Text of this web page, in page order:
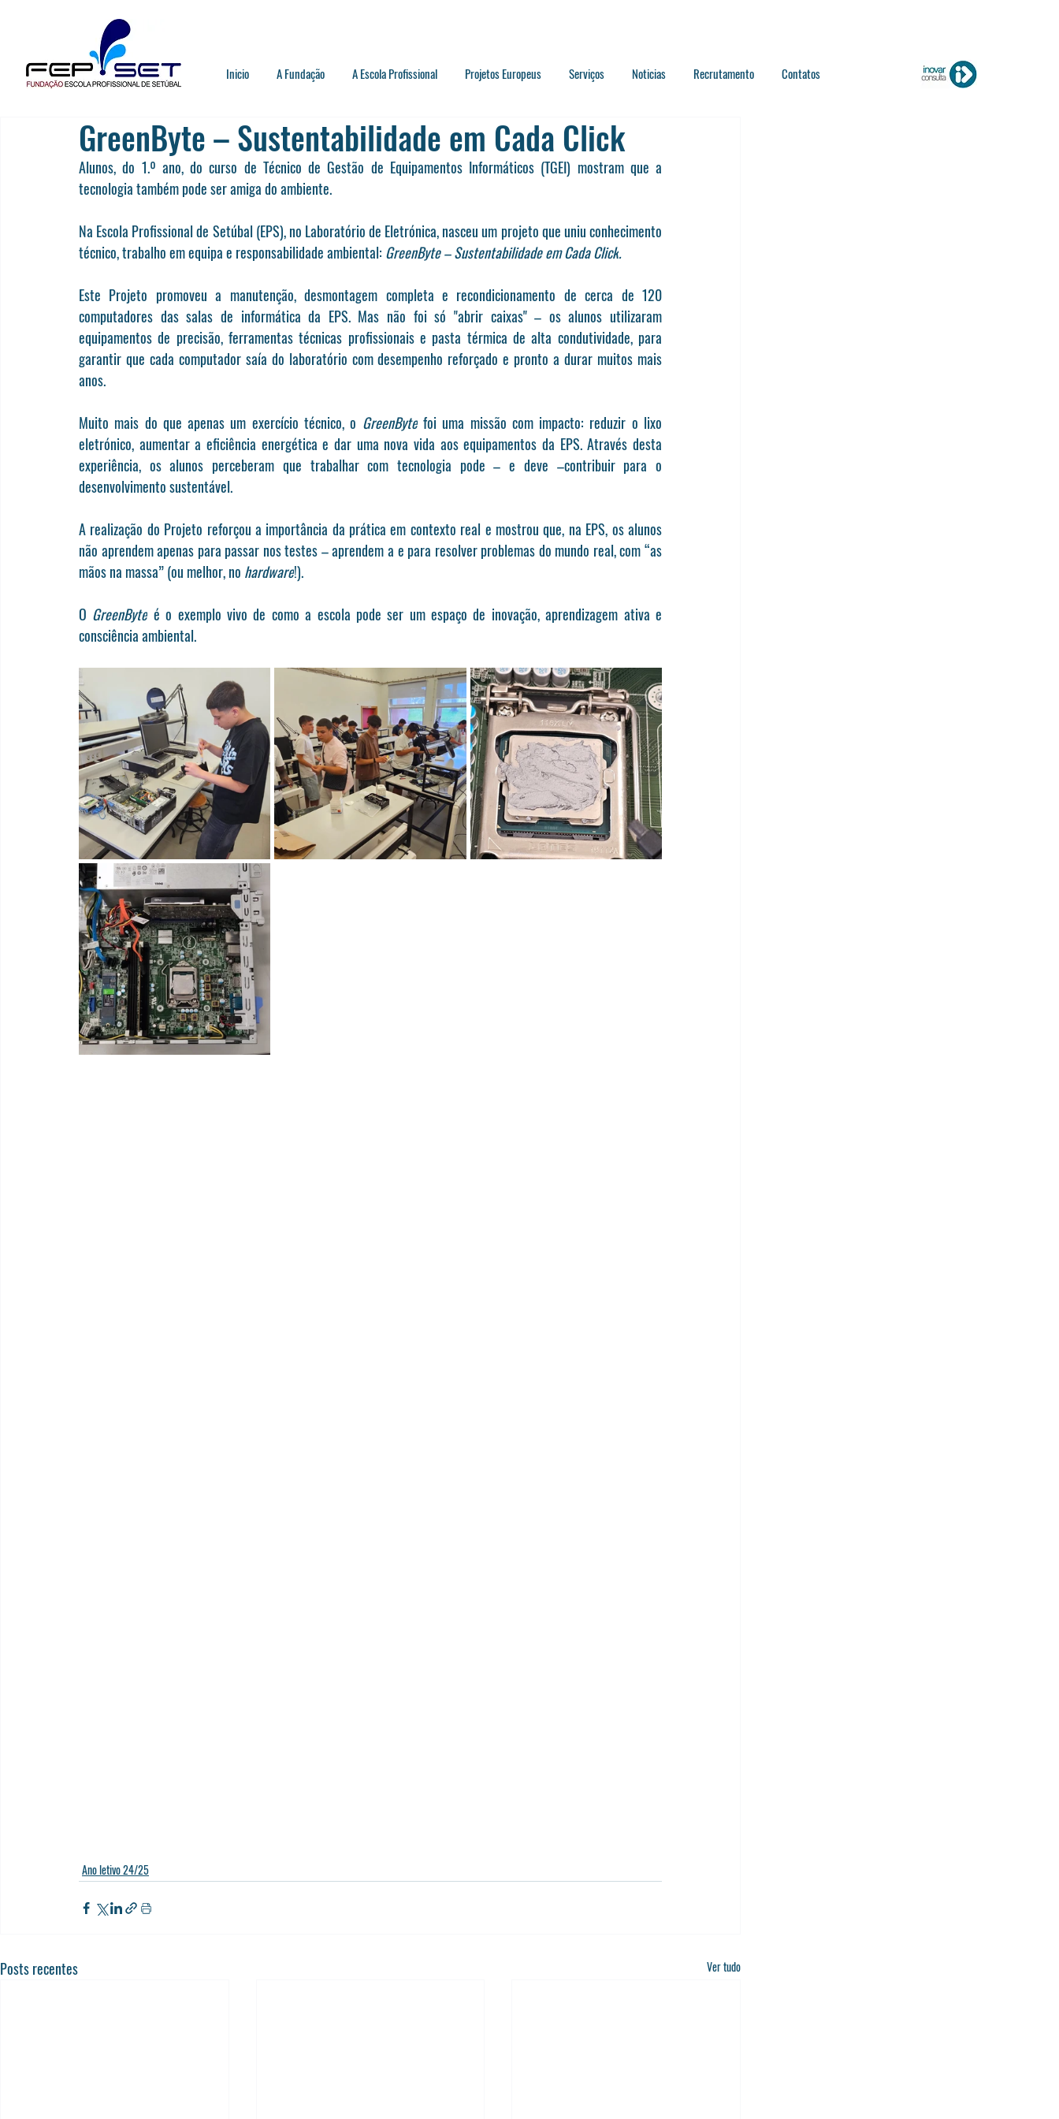
Inicio A Fundação A Escola Profissional Projetos Europeus Serviços Noticias Recrutamento Contatos
GreenByte – Sustentabilidade em Cada Click
Alunos, do 1.º ano, do curso de Técnico de Gestão de Equipamentos Informáticos (TGEI) mostram que a
tecnologia também pode ser amiga do ambiente.
Na Escola Profissional de Setúbal (EPS), no Laboratório de Eletrónica, nasceu um projeto que uniu conhecimento
técnico, trabalho em equipa e responsabilidade ambiental: GreenByte – Sustentabilidade em Cada Click.
Este Projeto promoveu a manutenção, desmontagem completa e recondicionamento de cerca de 120
computadores das salas de informática da EPS. Mas não foi só "abrir caixas" – os alunos utilizaram
equipamentos de precisão, ferramentas técnicas profissionais e pasta térmica de alta condutividade, para
garantir que cada computador saía do laboratório com desempenho reforçado e pronto a durar muitos mais
anos.
Muito mais do que apenas um exercício técnico, o GreenByte foi uma missão com impacto: reduzir o lixo
eletrónico, aumentar a eficiência energética e dar uma nova vida aos equipamentos da EPS. Através desta
experiência, os alunos perceberam que trabalhar com tecnologia pode – e deve –contribuir para o
desenvolvimento sustentável.
A realização do Projeto reforçou a importância da prática em contexto real e mostrou que, na EPS, os alunos
não aprendem apenas para passar nos testes – aprendem a e para resolver problemas do mundo real, com “as
mãos na massa” (ou melhor, no hardware!).
O GreenByte é o exemplo vivo de como a escola pode ser um espaço de inovação, aprendizagem ativa e
consciência ambiental.
Ano letivo 24/25
Posts recentes Ver tudo